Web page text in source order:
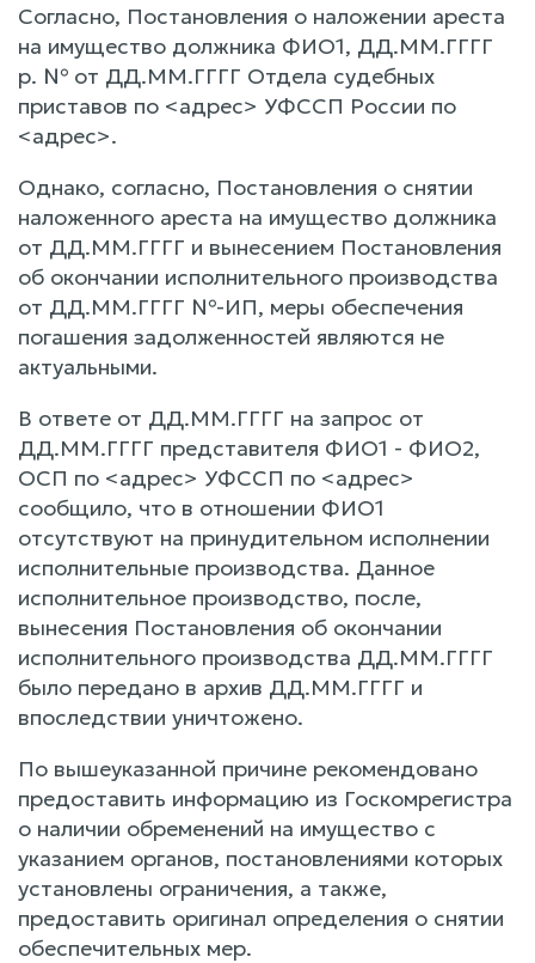
Согласно, Постановления о наложении ареста
на имущество должника ФИО1, ДД.ММ.ГГГГ
р. № от ДД.ММ.ГГГГ Отдела судебных
приставов по <адрес> УФССП России по
<адрес>.
Однако, согласно, Постановления о снятии
наложенного ареста на имущество должника
от ДД.ММ.ГГГГ и вынесением Постановления
об окончании исполнительного производства
от ДД.ММ.ГГГГ №-ИП, меры обеспечения
погашения задолженностей являются не
актуальными.
В ответе от ДД.ММ.ГГГГ на запрос от
ДД.ММ.ГГГГ представителя ФИО1 - ФИО2,
ОСП по <адрес> УФССП по <адрес>
сообщило, что в отношении ФИО1
отсутствуют на принудительном исполнении
исполнительные производства. Данное
исполнительное производство, после,
вынесения Постановления об окончании
исполнительного производства ДД.ММ.ГГГГ
было передано в архив ДД.ММ.ГГГГ и
впоследствии уничтожено.
По вышеуказанной причине рекомендовано
предоставить информацию из Госкомрегистра
о наличии обременений на имущество с
указанием органов, постановлениями которых
установлены ограничения, а также,
предоставить оригинал определения о снятии
обеспечительных мер.